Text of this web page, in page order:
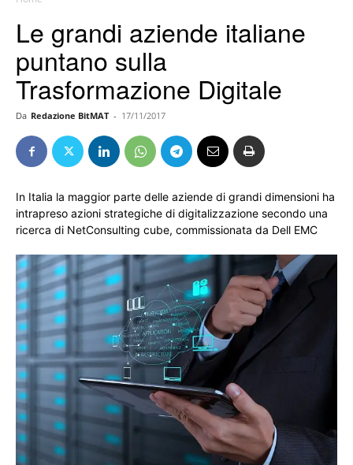
Le grandi aziende italiane
puntano sulla
Trasformazione Digitale
Da Redazione BitMAT - 17/11/2017
In Italia la maggior parte delle aziende di grandi dimensioni ha
intrapreso azioni strategiche di digitalizzazione secondo una
ricerca di NetConsulting cube, commissionata da Dell EMC